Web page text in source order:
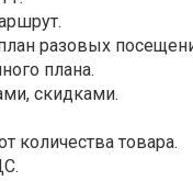
разовых
плана.
скидками.
количества товара.